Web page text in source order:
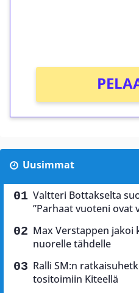
Uusimmat
Valtteri Bottakselta
”Parhaat vuoteni ovat
Max Verstappen jakoi
nuorelle tähdelle
Ralli SM:n
tositoimiin Kiteellä